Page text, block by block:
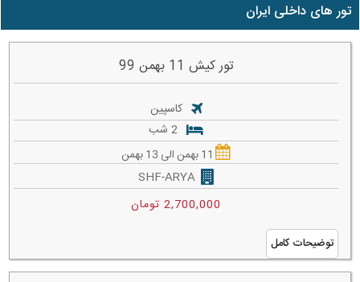
تور های داخلی ایران
تور کیش 11 بهمن 99
کاسپین
11 بهمن الی 13 بهمن
SHF-ARYA
2,700,000 تومان
توضیحات کامل